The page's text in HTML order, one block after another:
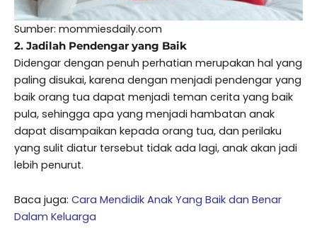
Sumber: mommiesdaily.com
2. Jadilah Pendengar yang Baik
Didengar dengan penuh perhatian merupakan hal yang
paling disukai, karena dengan menjadi pendengar yang
baik orang tua dapat menjadi teman cerita yang baik
pula, sehingga apa yang menjadi hambatan anak
dapat disampaikan kepada orang tua, dan perilaku
yang sulit diatur tersebut tidak ada lagi, anak akan jadi
lebih penurut.
Baca juga: Cara Mendidik Anak Yang Baik dan Benar
Dalam Keluarga